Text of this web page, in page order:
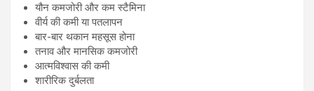
यौन कमजोरी और कम स्टैमिना
वीर्य की कमी या पतलापन
बार-बार थकान महसूस होना
तनाव और मानसिक कमजोरी
आत्मविश्वास की कमी
शारीरिक दुर्बलता